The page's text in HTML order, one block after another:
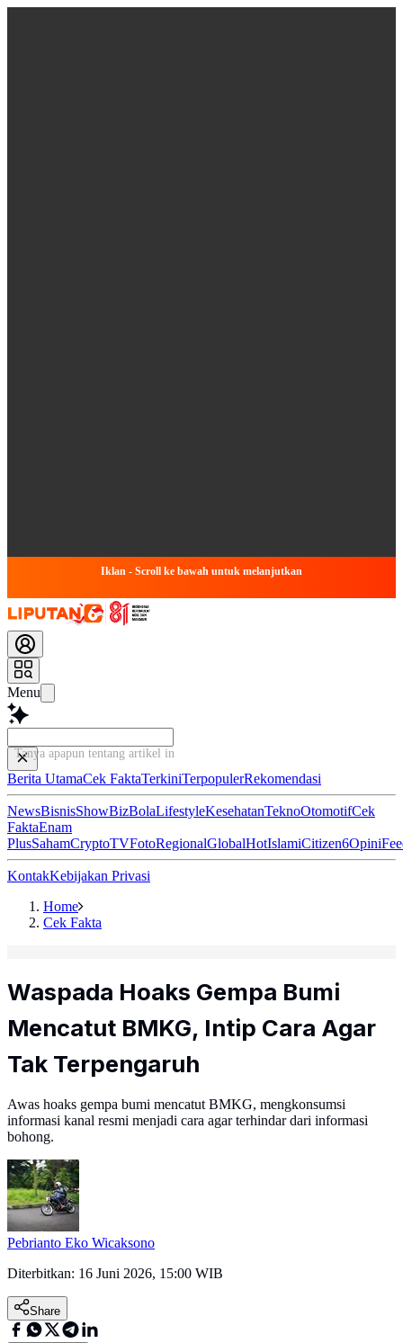
Iklan - Scroll ke bawah untuk melanjutkan
Menu
Tanya apapun tentang artikel ini...
Berita UtamaCek FaktaTerkiniTerpopulerRekomendasi
NewsBisnisShowBizBolaLifestyleKesehatanTeknoOtomotifCek
FaktaEnam
PlusSahamCryptoTVFotoRegionalGlobalHotIslamiCitizen6Opini
KontakKebijakan Privasi
Home
Cek Fakta
Waspada Hoaks Gempa Bumi
Mencatut BMKG, Intip Cara Agar
Tak Terpengaruh
Awas hoaks gempa bumi mencatut BMKG, mengkonsumsi
informasi kanal resmi menjadi cara agar terhindar dari informasi
bohong.
Pebrianto Eko Wicaksono
Diterbitkan: 16 Juni 2026, 15:00 WIB
Share